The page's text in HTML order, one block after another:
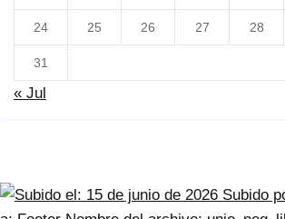
24 25 26 27 28
31
« Jul